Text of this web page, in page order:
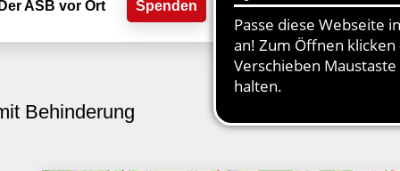
Der ASB vor Ort Spenden
Behinderung